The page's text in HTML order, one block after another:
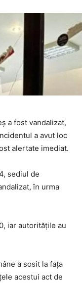
a fost vandalizat,
a avut loc
alertate imediat.
sediul de
în urma
iar autoritățile au
a sosit la fața
acestui act de